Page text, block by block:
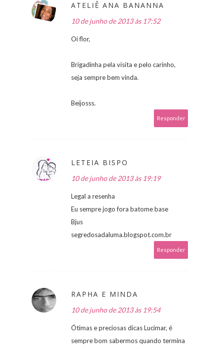
ATELIÊ ANA BANANNA
10 de junho de 2013 às 17:52
Oi flor,
Brigadinha pela visita e pelo carinho,
seja sempre bem vinda.
Beijosss.
Responder
LETEIA BISPO
10 de junho de 2013 às 19:19
Legal a resenha
Eu sempre jogo fora batome base
Bjus
segredosadaluma.blogspot.com.br
Responder
RAPHA E MINDA
10 de junho de 2013 às 19:54
Ótimas e preciosas dicas Lucimar, é
sempre bom sabermos quando termina